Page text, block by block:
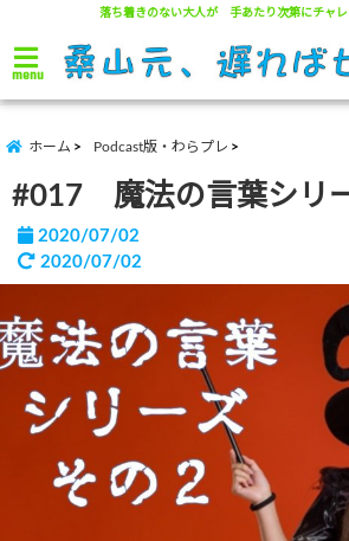
落ち着きのない大人が 手あたり次第にチャレ
menu
ホーム Podcast版・わらプレ
#017 魔法の言葉シリ
2020/07/02
2020/07/02